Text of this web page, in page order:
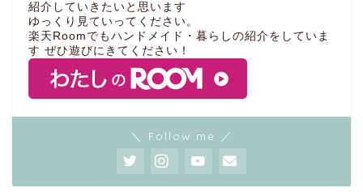
紹介していきたいと思います
ゆっくり見ていってください。
楽天Roomでもハンドメイド・暮らしの紹介をしていま
す ぜひ遊びにきてください！
＼ Follow me ／